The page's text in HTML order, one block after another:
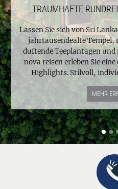
TRAUMHAFTE
Lassen Sie sich von Sri
jahrtausendealte Tempel,
duftende Teeplantagen
nova reisen erleben Sie
Highlights. Stilvoll,
MEHR